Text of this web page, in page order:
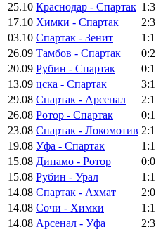
25.10 Краснодар - Спартак 1:3
17.10 Химки - Спартак 2:3
03.10 Спартак - Зенит 1:1
26.09 Тамбов - Спартак 0:2
20.09 Рубин - Спартак 0:1
13.09 цска - Спартак 3:1
29.08 Спартак - Арсенал 2:1
26.08 Ротор - Спартак 0:1
23.08 Спартак - Локомотив 2:1
19.08 Уфа - Спартак 1:1
15.08 Динамо - Ротор 0:0
15.08 Рубин - Урал 1:1
14.08 Спартак - Ахмат 2:0
14.08 Сочи - Химки 1:1
14.08 Арсенал - Уфа 2:3